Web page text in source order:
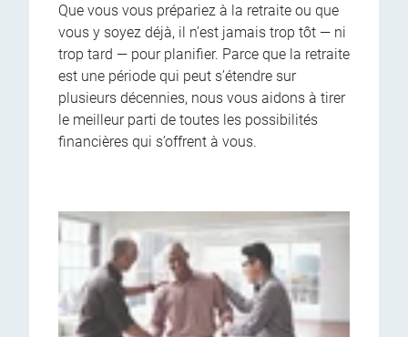
Que vous vous prépariez à la retraite ou que
vous y soyez déjà, il n’est jamais trop tôt — ni
trop tard — pour planifier. Parce que la retraite
est une période qui peut s’étendre sur
plusieurs décennies, nous vous aidons à tirer
le meilleur parti de toutes les possibilités
financières qui s’offrent à vous.